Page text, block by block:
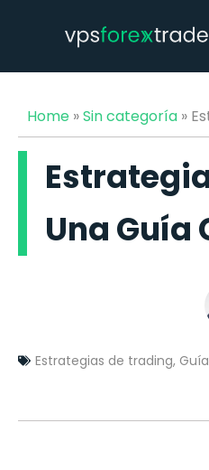
Home »Sin categoría »
Una Guía
Estrategias de trading,